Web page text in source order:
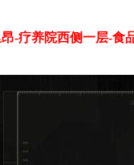
-疗养院西侧一层-食